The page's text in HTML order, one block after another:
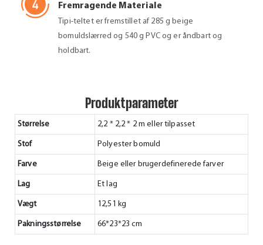
Fremragende Materiale
Tipi-teltet er fremstillet af 285 g beige
bomuldslærred og 540 g PVC og er åndbart og
holdbart.
Produktparameter
Størrelse 2,2 * 2,2 * 2 m eller tilpasset
Stof Polyester bomuld
Farve Beige eller brugerdefinerede farver
Lag Et lag
Vægt 12,51 kg
Pakningsstørrelse 66*23*23 cm